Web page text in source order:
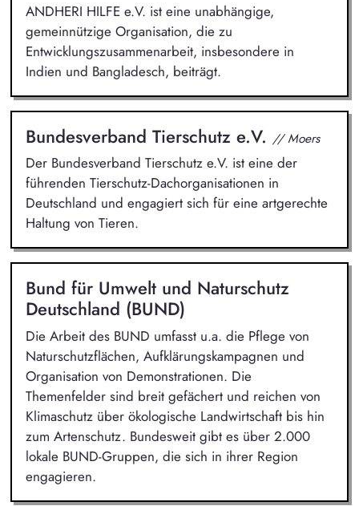
ANDHERI HILFE e.V. ist eine unabhängige,
gemeinnützige Organisation, die zu
Entwicklungszusammenarbeit, insbesondere in
Indien und Bangladesch, beiträgt.
Bundesverband Tierschutz e.V. // Moers
Der Bundesverband Tierschutz e.V. ist eine der
führenden Tierschutz-Dachorganisationen in
Deutschland und engagiert sich für eine artgerechte
Haltung von Tieren.
Bund für Umwelt und Naturschutz
Deutschland (BUND)
Die Arbeit des BUND umfasst u.a. die Pflege von
Naturschutzflächen, Aufklärungskampagnen und
Organisation von Demonstrationen. Die
Themenfelder sind breit gefächert und reichen von
Klimaschutz über ökologische Landwirtschaft bis hin
zum Artenschutz. Bundesweit gibt es über 2.000
lokale BUND-Gruppen, die sich in ihrer Region
engagieren.